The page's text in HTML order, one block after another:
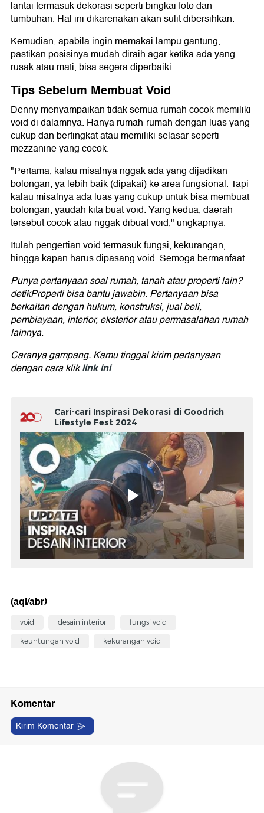
lantai termasuk dekorasi seperti bingkai foto dan
tumbuhan. Hal ini dikarenakan akan sulit dibersihkan.
Kemudian, apabila ingin memakai lampu gantung,
pastikan posisinya mudah diraih agar ketika ada yang
rusak atau mati, bisa segera diperbaiki.
Tips Sebelum Membuat Void
Denny menyampaikan tidak semua rumah cocok memiliki
void di dalamnya. Hanya rumah-rumah dengan luas yang
cukup dan bertingkat atau memiliki selasar seperti
mezzanine yang cocok.
"Pertama, kalau misalnya nggak ada yang dijadikan
bolongan, ya lebih baik (dipakai) ke area fungsional. Tapi
kalau misalnya ada luas yang cukup untuk bisa membuat
bolongan, yaudah kita buat void. Yang kedua, daerah
tersebut cocok atau nggak dibuat void," ungkapnya.
Itulah pengertian void termasuk fungsi, kekurangan,
hingga kapan harus dipasang void. Semoga bermanfaat.
Punya pertanyaan soal rumah, tanah atau properti lain?
detikProperti bisa bantu jawabin. Pertanyaan bisa
berkaitan dengan hukum, konstruksi, jual beli,
pembiayaan, interior, eksterior atau permasalahan rumah
lainnya.
Caranya gampang. Kamu tinggal kirim pertanyaan
dengan cara kliklink ini
Cari-cari Inspirasi Dekorasi di Goodrich
Lifestyle Fest 2024
(aqi/abr)
void desain interior fungsi void
keuntungan void kekurangan void